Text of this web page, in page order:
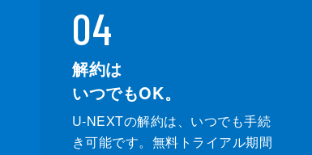
04
解約は
いつでもOK。
U-NEXTの解約は、いつでも手続
き可能です。無料トライアル期間